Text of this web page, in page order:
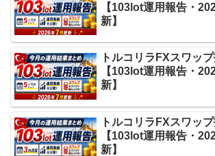
【103lot運用報告・
新】
トルコリラFXスワッ
【103lot運用報告・
新】
トルコリラFXスワッ
【103lot運用報告・
新】